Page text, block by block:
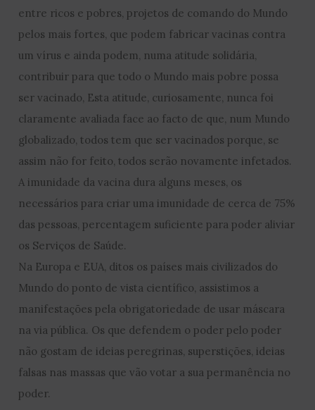
entre ricos e pobres, projetos de comando do Mundo
pelos mais fortes, que podem fabricar vacinas contra
um vírus e ainda podem, numa atitude solidária,
contribuir para que todo o Mundo mais pobre possa
ser vacinado, Esta atitude, curiosamente, nunca foi
claramente avaliada face ao facto de que, num Mundo
globalizado, todos tem que ser vacinados porque, se
assim não for feito, todos serão novamente infetados.
A imunidade da vacina dura alguns meses, os
necessários para criar uma imunidade de cerca de 75%
das pessoas, percentagem suficiente para poder aliviar
os Serviços de Saúde.
Na Europa e EUA, ditos os países mais civilizados do
Mundo do ponto de vista científico, assistimos a
manifestações pela obrigatoriedade de usar máscara
na via pública. Os que defendem o poder pelo poder
não gostam de ideias peregrinas, superstições, ideias
falsas nas massas que vão votar a sua permanência no
poder.